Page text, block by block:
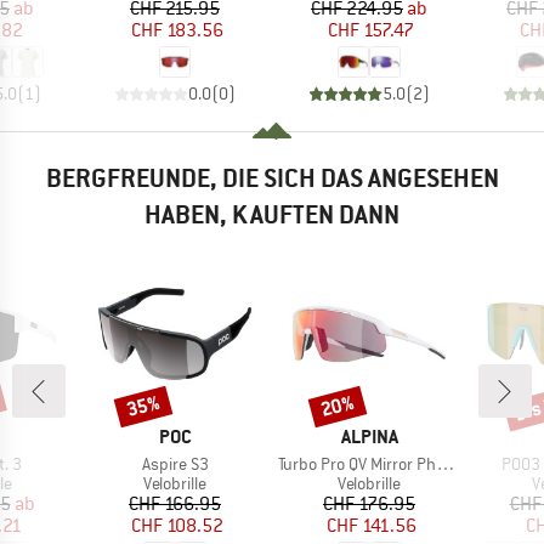
Preis
ab
( 1)
Preis
CHF 215.95reduzierter Preis
CHF 183.56
0.0(0)
Preis
CHF 224.95reduzierter Preis
ab
CHF 157.47
5.0(2)
BERGFREUNDE, DIE SICH DAS ANGESEHEN
HABEN, KAUFTEN DANN
3
Preis
ab
MARKE
POC
Artikel
Aspire S3
Produktgruppe
Velobrille
Preis
CHF 166.95reduzierter Preis
CHF 108.52
Rabatt
35%
MARKE
ALPINA
Artikel
Turbo Pro QV Mirror Photochromic S1-3
Produktgruppe
Velobrille
Preis
CHF 176.95reduzierter Preis
CHF 141.56
Rabatt
20%
Artikel
P003